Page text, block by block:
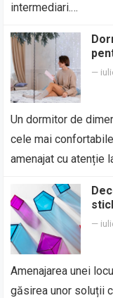
intermediari.…
—
Un dormitor de
cele mai
amenajat cu atenție
—
Amenajarea unei
găsirea unor soluții